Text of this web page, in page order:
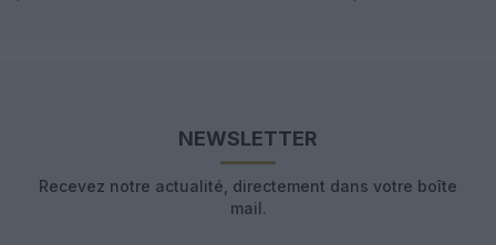
NEWSLETTER
Recevez notre actualité, directement dans votre boîte
mail.